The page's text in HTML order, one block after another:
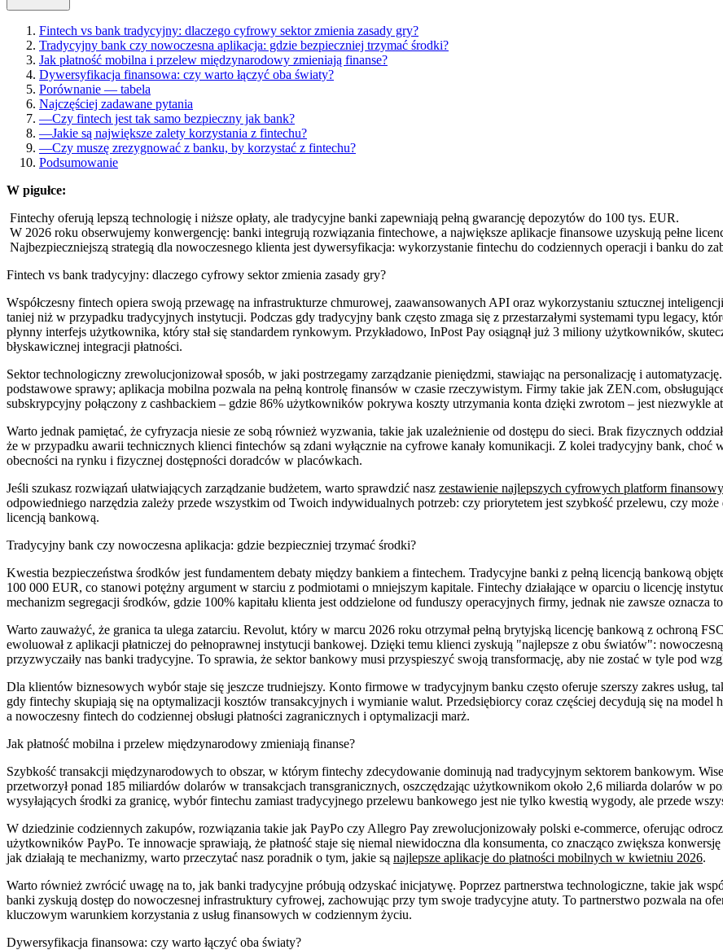
Fintech vs bank tradycyjny: dlaczego cyfrowy sektor zmienia zasady gry?
Tradycyjny bank czy nowoczesna aplikacja: gdzie bezpieczniej trzymać środki?
Jak płatność mobilna i przelew międzynarodowy zmieniają finanse?
Dywersyfikacja finansowa: czy warto łączyć oba światy?
Porównanie — tabela
Najczęściej zadawane pytania
—Czy fintech jest tak samo bezpieczny jak bank?
—Jakie są największe zalety korzystania z fintechu?
—Czy muszę zrezygnować z banku, by korzystać z fintechu?
Podsumowanie
W pigułce:
Fintechy oferują lepszą technologię i niższe opłaty, ale tradycyjne banki zapewniają pełną gwarancję depozytów do 100 tys. EUR.
W 2026 roku obserwujemy konwergencję: banki integrują rozwiązania fintechowe, a największe aplikacje finansowe uzyskują pełne
Najbezpieczniejszą strategią dla nowoczesnego klienta jest dywersyfikacja: wykorzystanie fintechu do codziennych operacji i banku do
Fintech vs bank tradycyjny: dlaczego cyfrowy sektor zmienia zasady gry?
Współczesny fintech opiera swoją przewagę na infrastrukturze chmurowej, zaawansowanych API oraz wykorzystaniu sztucznej
taniej niż w przypadku tradycyjnych instytucji. Podczas gdy tradycyjny bank często zmaga się z przestarzałymi systemami typu legacy,
płynny interfejs użytkownika, który stał się standardem rynkowym. Przykładowo, InPost Pay osiągnął już 3 miliony użytkowników,
błyskawicznej integracji płatności.
Sektor technologiczny zrewolucjonizował sposób, w jaki postrzegamy zarządzanie pieniędzmi, stawiając na personalizację i
podstawowe sprawy; aplikacja mobilna pozwala na pełną kontrolę finansów w czasie rzeczywistym. Firmy takie jak ZEN.com,
subskrypcyjny połączony z cashbackiem – gdzie 86% użytkowników pokrywa koszty utrzymania konta dzięki zwrotom – jest niezwykle
Warto jednak pamiętać, że cyfryzacja niesie ze sobą również wyzwania, takie jak uzależnienie od dostępu do sieci. Brak fizycznych
że w przypadku awarii technicznych klienci fintechów są zdani wyłącznie na cyfrowe kanały komunikacji. Z kolei tradycyjny bank,
obecności na rynku i fizycznej dostępności doradców w placówkach.
Jeśli szukasz rozwiązań ułatwiających zarządzanie budżetem, warto sprawdzić nasz zestawienie najlepszych cyfrowych platform
odpowiedniego narzędzia zależy przede wszystkim od Twoich indywidualnych potrzeb: czy priorytetem jest szybkość przelewu, czy
licencją bankową.
Tradycyjny bank czy nowoczesna aplikacja: gdzie bezpieczniej trzymać środki?
Kwestia bezpieczeństwa środków jest fundamentem debaty między bankiem a fintechem. Tradycyjne banki z pełną licencją bankową
100 000 EUR, co stanowi potężny argument w starciu z podmiotami o mniejszym kapitale. Fintechy działające w oparciu o licencję
mechanizm segregacji środków, gdzie 100% kapitału klienta jest oddzielone od funduszy operacyjnych firmy, jednak nie zawsze oznacza
Warto zauważyć, że granica ta ulega zatarciu. Revolut, który w marcu 2026 roku otrzymał pełną brytyjską licencję bankową z ochroną
ewoluował z aplikacji płatniczej do pełnoprawnej instytucji bankowej. Dzięki temu klienci zyskują "najlepsze z obu światów":
przyzwyczaiły nas banki tradycyjne. To sprawia, że sektor bankowy musi przyspieszyć swoją transformację, aby nie zostać w tyle pod
Dla klientów biznesowych wybór staje się jeszcze trudniejszy. Konto firmowe w tradycyjnym banku często oferuje szerszy zakres usług,
gdy fintechy skupiają się na optymalizacji kosztów transakcyjnych i wymianie walut. Przedsiębiorcy coraz częściej decydują się na
a nowoczesny fintech do codziennej obsługi płatności zagranicznych i optymalizacji marż.
Jak płatność mobilna i przelew międzynarodowy zmieniają finanse?
Szybkość transakcji międzynarodowych to obszar, w którym fintechy zdecydowanie dominują nad tradycyjnym sektorem bankowym.
przetworzył ponad 185 miliardów dolarów w transakcjach transgranicznych, oszczędzając użytkownikom około 2,6 miliarda dolarów w
wysyłających środki za granicę, wybór fintechu zamiast tradycyjnego przelewu bankowego jest nie tylko kwestią wygody, ale przede
W dziedzinie codziennych zakupów, rozwiązania takie jak PayPo czy Allegro Pay zrewolucjonizowały polski e-commerce, oferując
użytkowników PayPo. Te innowacje sprawiają, że płatność staje się niemal niewidoczna dla konsumenta, co znacząco zwiększa
jak działają te mechanizmy, warto przeczytać nasz poradnik o tym, jakie są najlepsze aplikacje do płatności mobilnych w kwietniu 2026.
Warto również zwrócić uwagę na to, jak banki tradycyjne próbują odzyskać inicjatywę. Poprzez partnerstwa technologiczne, takie jak
banki zyskują dostęp do nowoczesnej infrastruktury cyfrowej, zachowując przy tym swoje tradycyjne atuty. To partnerstwo pozwala na
kluczowym warunkiem korzystania z usług finansowych w codziennym życiu.
Dywersyfikacja finansowa: czy warto łączyć oba światy?